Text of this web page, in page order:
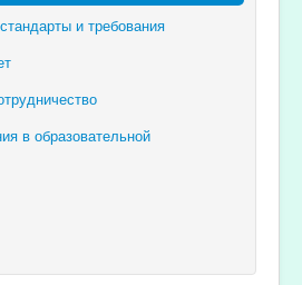
и требования
в образовательной